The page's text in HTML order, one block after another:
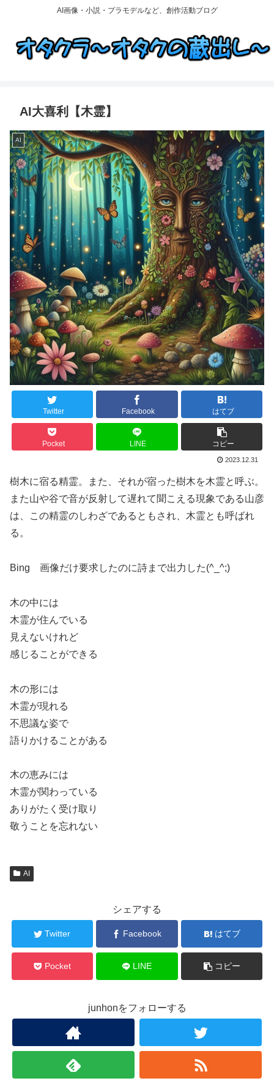
AI画像・小説・プラモデルなど、創作活動ブログ
AI大喜利【木霊】
AI
Twitter Facebook はてブ
Pocket LINE コピー
2023.12.31
樹木に宿る精霊。また、それが宿った樹木を木霊と呼ぶ。
また山や谷で音が反射して遅れて聞こえる現象である山彦
は、この精霊のしわざであるともされ、木霊とも呼ばれ
る。
Bing 画像だけ要求したのに詩まで出力した(^_^;)
木の中には
木霊が住んでいる
見えないけれど
感じることができる
木の形には
木霊が現れる
不思議な姿で
語りかけることがある
木の恵みには
木霊が関わっている
ありがたく受け取り
敬うことを忘れない
AI
シェアする
Twitter Facebook はてブ
Pocket LINE コピー
junhonをフォローする